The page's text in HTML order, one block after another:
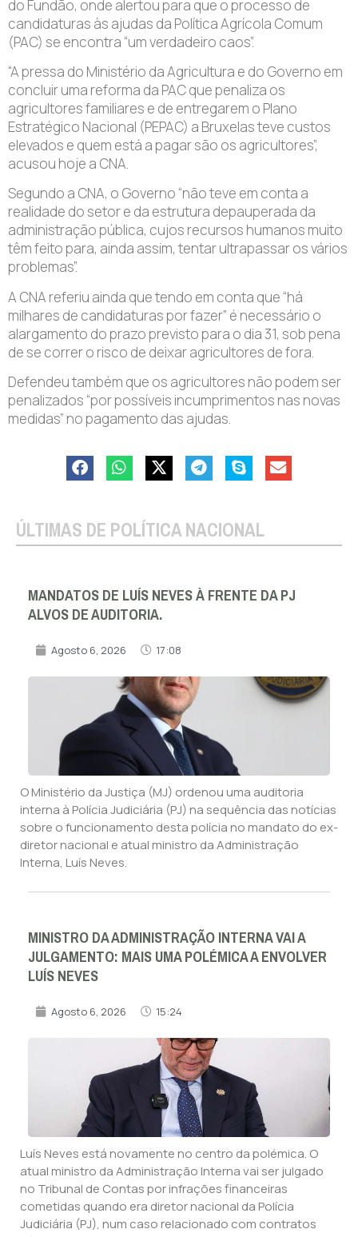
do Fundão, onde alertou para que o processo de
candidaturas às ajudas da Política Agrícola Comum
(PAC) se encontra “um verdadeiro caos”.
“A pressa do Ministério da Agricultura e do Governo em
concluir uma reforma da PAC que penaliza os
agricultores familiares e de entregarem o Plano
Estratégico Nacional (PEPAC) a Bruxelas teve custos
elevados e quem está a pagar são os agricultores”,
acusou hoje a CNA.
Segundo a CNA, o Governo “não teve em conta a
realidade do setor e da estrutura depauperada da
administração pública, cujos recursos humanos muito
têm feito para, ainda assim, tentar ultrapassar os vários
problemas”.
A CNA referiu ainda que tendo em conta que “há
milhares de candidaturas por fazer” é necessário o
alargamento do prazo previsto para o dia 31, sob pena
de se correr o risco de deixar agricultores de fora.
Defendeu também que os agricultores não podem ser
penalizados “por possíveis incumprimentos nas novas
medidas” no pagamento das ajudas.
ÚLTIMAS DE POLÍTICA NACIONAL
MANDATOS DE LUÍS NEVES À FRENTE DA PJ
ALVOS DE AUDITORIA.
Agosto 6, 2026 17:08
O Ministério da Justiça (MJ) ordenou uma auditoria
interna à Polícia Judiciária (PJ) na sequência das notícias
sobre o funcionamento desta polícia no mandato do ex-
diretor nacional e atual ministro da Administração
Interna, Luís Neves.
MINISTRO DA ADMINISTRAÇÃO INTERNA VAI A
JULGAMENTO: MAIS UMA POLÉMICA A ENVOLVER
LUÍS NEVES
Agosto 6, 2026 15:24
Luís Neves está novamente no centro da polémica. O
atual ministro da Administração Interna vai ser julgado
no Tribunal de Contas por infrações financeiras
cometidas quando era diretor nacional da Polícia
Judiciária (PJ), num caso relacionado com contratos